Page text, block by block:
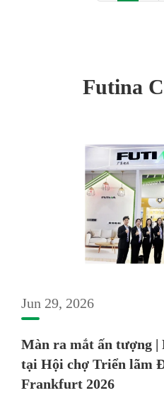
Futina
Jun 29, 2026
Màn ra mắt ấn tượng |
tại Hội chợ Triển lãm
Frankfurt 2026